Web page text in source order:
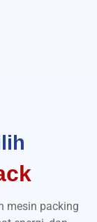
mesin packing